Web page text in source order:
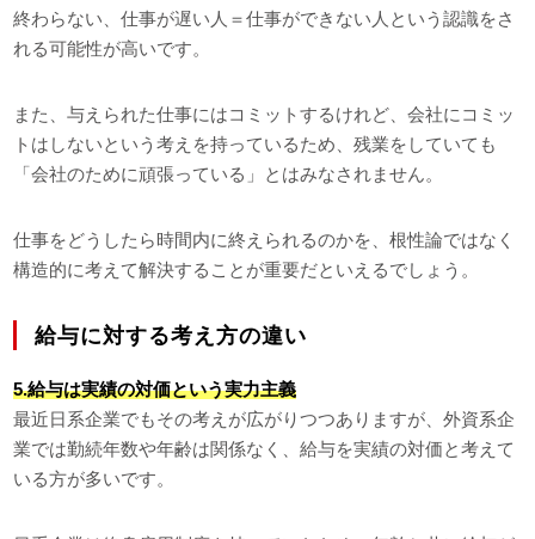
終わらない、仕事が遅い人＝仕事ができない人という認識をさ
れる可能性が高いです。
また、与えられた仕事にはコミットするけれど、会社にコミッ
トはしないという考えを持っているため、残業をしていても
「会社のために頑張っている」とはみなされません。
仕事をどうしたら時間内に終えられるのかを、根性論ではなく
構造的に考えて解決することが重要だといえるでしょう。
給与に対する考え方の違い
5.給与は実績の対価という実力主義
最近日系企業でもその考えが広がりつつありますが、外資系企
業では勤続年数や年齢は関係なく、給与を実績の対価と考えて
いる方が多いです。